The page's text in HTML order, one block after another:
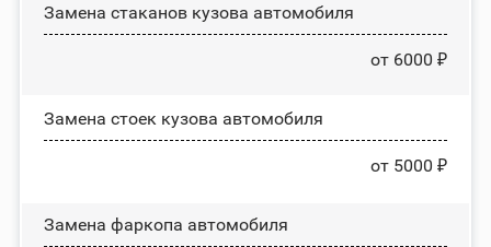
Замена стаканов кузова автомобиля
от 6000 ₽
Замена стоек кузова автомобиля
от 5000 ₽
Замена фаркопа автомобиля